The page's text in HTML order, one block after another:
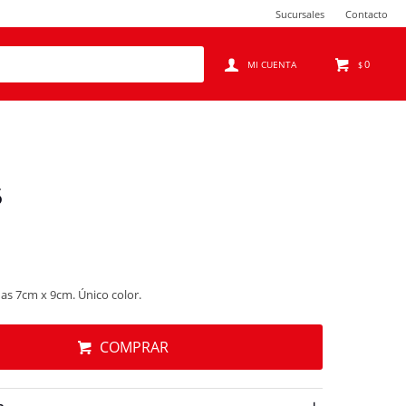
$0
Sucursales Contacto
7cm x 9cm. Único color.
COMPRAR